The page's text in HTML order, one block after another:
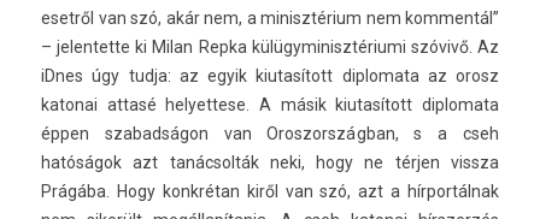
esetről van szó, akár nem, a minisztérium nem kom­mentál”
– jelen­tette ki Milan Repka külügyminisztériumi szóvivő. Az
iDnes úgy tudja: az egyik kiutasított di­plomata az orosz
katonai attasé helyet­tese. A másik kiutasított di­plomata
éppen szabad­ságon van Oros­zország­ban, s a cseh
hatóságok azt tanácsolták neki, hogy ne térjen vissza
Prágába. Hogy konkrétan kiről van szó, azt a hírportálnak